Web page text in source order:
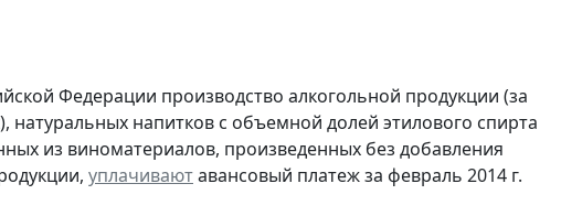
Федерации производство алкогольной продукции (за
напитков с объемной долей этилового спирта
из виноматериалов, произведенных без добавления
уплачиваютавансовый платеж за февраль 2014 г.